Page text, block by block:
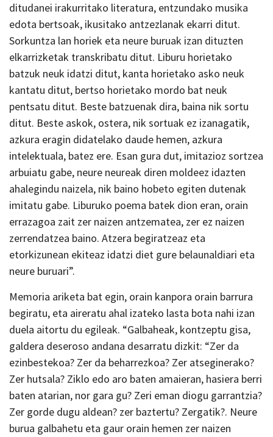
ditudanei irakurritako literatura, entzundako musika
edota bertsoak, ikusitako antzezlanak ekarri ditut.
Sorkuntza lan horiek eta neure buruak izan dituzten
elkarrizketak transkribatu ditut. Liburu horietako
batzuk neuk idatzi ditut, kanta horietako asko neuk
kantatu ditut, bertso horietako mordo bat neuk
pentsatu ditut. Beste batzuenak dira, baina nik sortu
ditut. Beste askok, ostera, nik sortuak ez izanagatik,
azkura eragin didatelako daude hemen, azkura
intelektuala, batez ere. Esan gura dut, imitazioz sortzea
arbuiatu gabe, neure neureak diren moldeez idazten
ahalegindu naizela, nik baino hobeto egiten dutenak
imitatu gabe. Liburuko poema batek dion eran, orain
errazagoa zait zer naizen antzematea, zer ez naizen
zerrendatzea baino. Atzera begiratzeaz eta
etorkizunean ekiteaz idatzi diet gure belaunaldiari eta
neure buruari”.
Memoria ariketa bat egin, orain kanpora orain barrura
begiratu, eta aireratu ahal izateko lasta bota nahi izan
duela aitortu du egileak. “Galbaheak, kontzeptu gisa,
galdera deseroso andana desarratu dizkit: “Zer da
ezinbestekoa? Zer da beharrezkoa? Zer atseginerako?
Zer hutsala? Ziklo edo aro baten amaieran, hasiera berri
baten atarian, nor gara gu? Zeri eman diogu garrantzia?
Zer gorde dugu aldean? zer baztertu? Zergatik?. Neure
burua galbahetu eta gaur orain hemen zer naizen